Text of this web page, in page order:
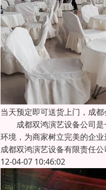
当天预定即可送货上门，成
成都双鸿演艺设备公司是
环境，为商家树立完美的企
成都双鸿演艺设备有限责任公
12-04-07 10:46:02